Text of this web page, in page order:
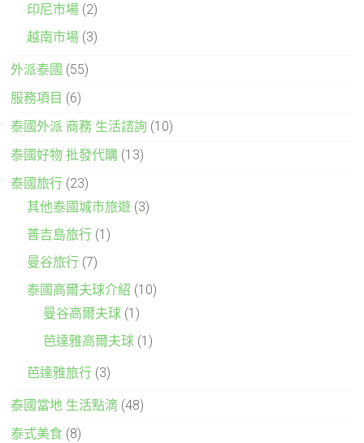
印尼市場 (2)
越南市場 (3)
外派泰國 (55)
服務項目 (6)
泰國外派 商務 生活諮詢 (10)
泰國好物 批發代購 (13)
泰國旅行 (23)
其他泰國城市旅遊 (3)
普吉島旅行 (1)
曼谷旅行 (7)
泰國高爾夫球介紹 (10)
曼谷高爾夫球 (1)
芭達雅高爾夫球 (1)
芭達雅旅行 (3)
泰國當地 生活點滴 (48)
泰式美食 (8)